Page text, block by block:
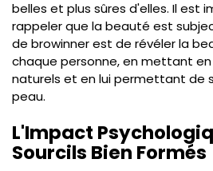
belles et plus sûres d'elles. Il est
rappeler que la beauté est
de browinner est de révéler la
chaque personne, en mettant
naturels et en lui permettant de
peau.
L'Impact
Sourcils Bien Formés